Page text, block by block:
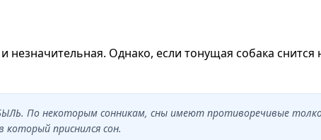
Однако, если тонущая собака снится
По некоторым сонникам, сны имеют противоречивые
приснился сон.